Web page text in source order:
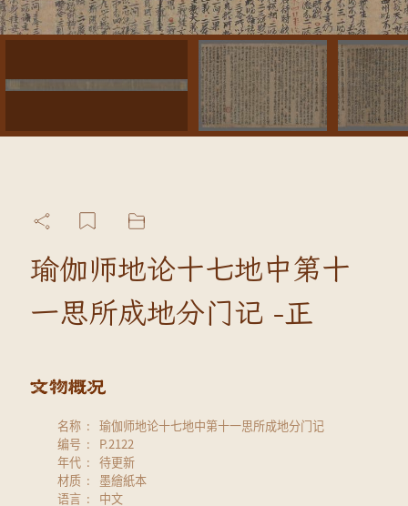
瑜伽师地论十七地中第十
一思所成地分门记 -正
名称
瑜伽师地论十七地中第十一思所成地分门记
编号
P.2122
年代
待更新
材质
墨繪紙本
语言
中文